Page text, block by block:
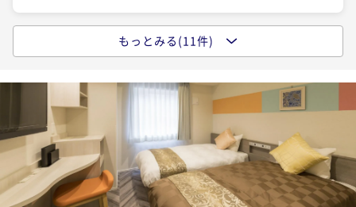
ベーシックステイ (朝食ビュッフェ付)
朝食付き 現地決済可 事前決済可
IN 15:00 - 29:00 OUT10:00
最大37％OFF
2名 ¥ 8,845 ~
ポイントアップ
もっとみる(11件)